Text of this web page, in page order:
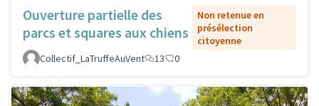
Ouverture partielle des
parcs et squares aux chiens
Non retenue en
présélection
citoyenne
Collectif_LaTruffeAuVent
13 0